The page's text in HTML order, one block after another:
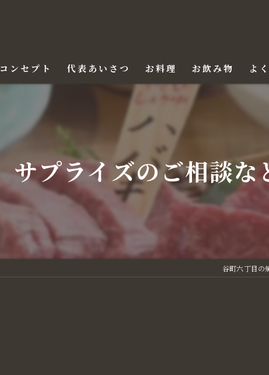
コンセプト 代表あいさつ お料理 お飲み物 よ
サプライズのご相談な
谷町六丁目の